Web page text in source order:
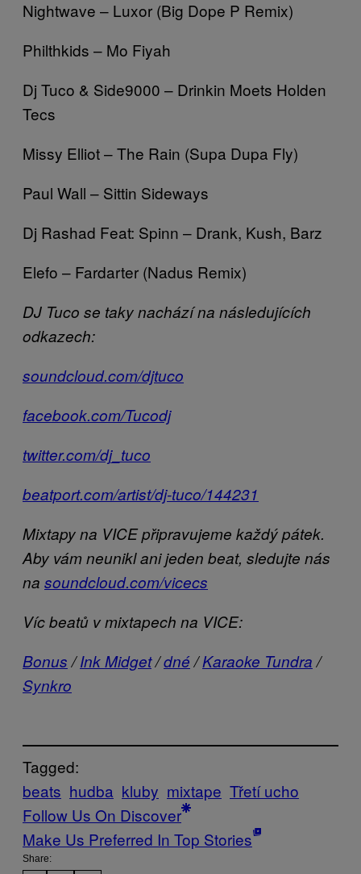
Nightwave – Luxor (Big Dope P Remix)
Philthkids – Mo Fiyah
Dj Tuco & Side9000 – Drinkin Moets Holden
Tecs
Missy Elliot – The Rain (Supa Dupa Fly)
Paul Wall – Sittin Sideways
Dj Rashad Feat: Spinn – Drank, Kush, Barz
Elefo – Fardarter (Nadus Remix)
DJ Tuco se taky nachází na následujících
odkazech:
soundcloud.com/djtuco
facebook.com/Tucodj
twitter.com/dj_tuco
beatport.com/artist/dj-tuco/144231
Mixtapy na VICE připravujeme každý pátek.
Aby vám neunikl ani jeden beat, sledujte nás
na soundcloud.com/vicecs
Víc beatů v mixtapech na VICE:
Bonus/Ink Midget/dné/Karaoke Tundra/
Synkro
Tagged:
beats hudba kluby mixtape Třetí ucho
Follow Us On Discover
Make Us Preferred In Top Stories
Share: